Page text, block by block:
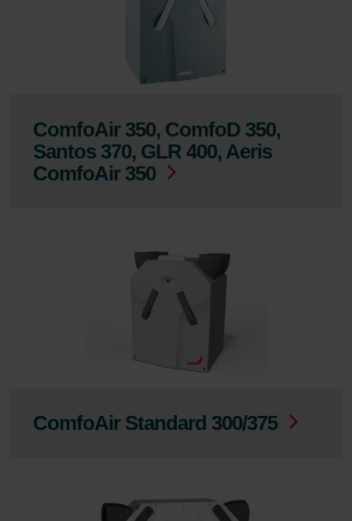
ComfoAir 350, ComfoD 350,
Santos 370, GLR 400, Aeris
ComfoAir 350
ComfoAir Standard 300/375